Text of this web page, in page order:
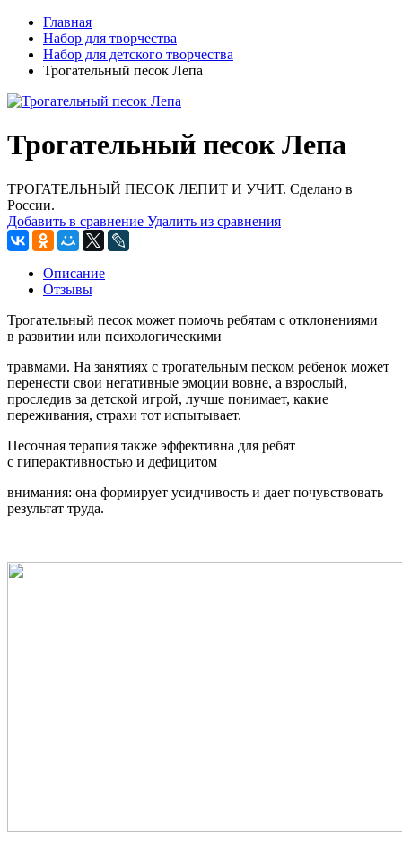
Главная
Набор для творчества
Набор для детского творчества
Трогательный песок Лепа
Трогательный песок Лепа
ТРОГАТЕЛЬНЫЙ ПЕСОК ЛЕПИТ И УЧИТ. Сделано в
России.
Добавить в сравнение Удалить из сравнения
Описание
Отзывы
Трогательный песок может помочь ребятам с отклонениями
в развитии или психологическими
травмами. На занятиях с трогательным песком ребенок может
перенести свои негативные эмоции вовне, а взрослый,
проследив за детской игрой, лучше понимает, какие
переживания, страхи тот испытывает.
Песочная терапия также эффективна для ребят
с гиперактивностью и дефицитом
внимания: она формирует усидчивость и дает почувствовать
результат труда.